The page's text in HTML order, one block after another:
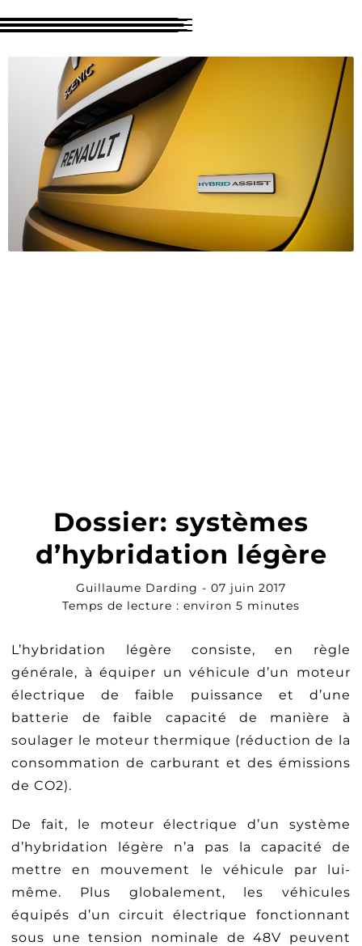
Dossier: systèmes
d’hybridation légère
Guillaume Darding - 07 juin 2017
Temps de lecture : environ 5 minutes
L’hybridation légère consiste, en règle
générale, à équiper un véhicule d’un moteur
électrique de faible puissance et d’une
batterie de faible capacité de manière à
soulager le moteur thermique (réduction de la
consommation de carburant et des émissions
de CO2).
De fait, le moteur électrique d’un système
d’hybridation légère n’a pas la capacité de
mettre en mouvement le véhicule par lui-
même. Plus globalement, les véhicules
équipés d’un circuit électrique fonctionnant
sous une tension nominale de 48V peuvent